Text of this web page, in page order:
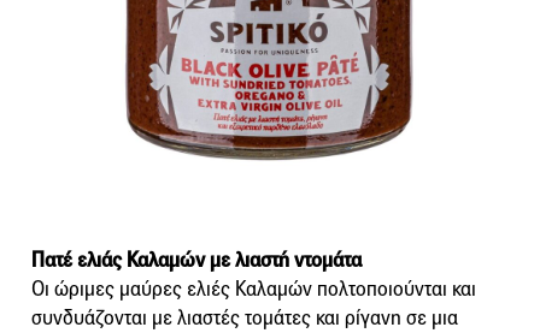
Πατέ ελιάς Καλαμών με λιαστή ντομάτα
Οι ώριμες μαύρες ελιές Καλαμών πολτοποιούνται και
συνδυάζονται με λιαστές τομάτες και ρίγανη σε μια